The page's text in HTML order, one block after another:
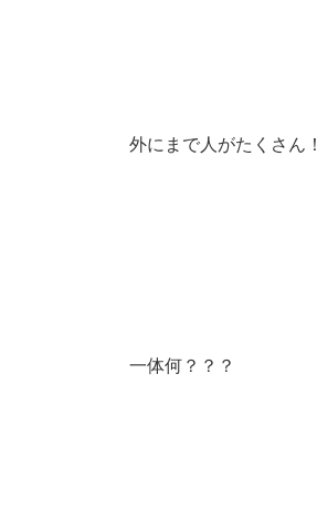
外にまで人がたくさん！
一体何？？？